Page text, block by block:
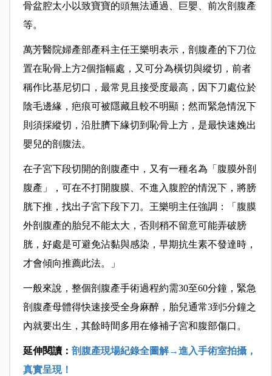
骨盆腔太小以致寶寶的頭無法通過、巨嬰、前次剖腹產
等。
萬芳醫院婦產部產科主任王樂明表示，剖腹產的下刀位
置在恥骨上方2個指幅處，又可分為橫切與縱切，前者
稱作比基尼切口，最常見且接受度最高，因下刀處位於
陰毛邊緣，疤痕可被隱藏且較不明顯；然而緊急情況下
則須採縱切，沿肚臍下緣切到恥骨上方，是最快速娩出
嬰兒的剖腹法。
在子宮下段切開的剖腹產中，又有一種名為「腹膜外剖
腹產」，可在不打開腹膜、不進入腹腔的情況下，將膀
胱下推，找出子宮下段下刀。王樂明主任強調：「腹膜
外剖腹產的胎兒不能太大，否則稍不留意可能弄破膀
胱，好處是可避免沾黏與感染，早期抗生素不發達時，
才會傾向推薦此法。」
一般來說，整個剖腹產手術過程約需30至60分鐘，緊急
剖腹產母體得快速接受全身麻醉，胎兒通常3到5分鐘之
內就要出生，其餘時間多用在修補子宮和腹部傷口。
延伸閱讀： 剖腹產現場紀錄全圖解→進入手術室拍攝，
真實呈現！